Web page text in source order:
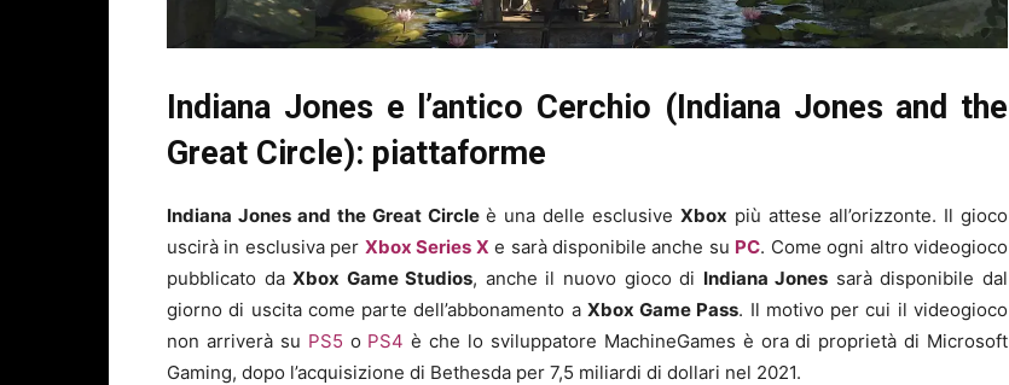
Indiana Jones e l’antico Cerchio (Indiana Jones and the
Great Circle): piattaforme
Indiana Jones and the Great Circle è una delle esclusive Xbox più attese all’orizzonte. Il gioco
uscirà in esclusiva per Xbox Series X e sarà disponibile anche su PC. Come ogni altro videogioco
pubblicato daXbox Game Studios, anche il nuovo gioco di Indiana Jones sarà disponibile dal
giorno di uscita come parte dell’abbonamento a Xbox Game Pass. Il motivo per cui il videogioco
non arriverà su PS5 o PS4 è che lo sviluppatore MachineGames è ora di proprietà di Microsoft
Gaming, dopo l’acquisizione di Bethesda per 7,5 miliardi di dollari nel 2021.